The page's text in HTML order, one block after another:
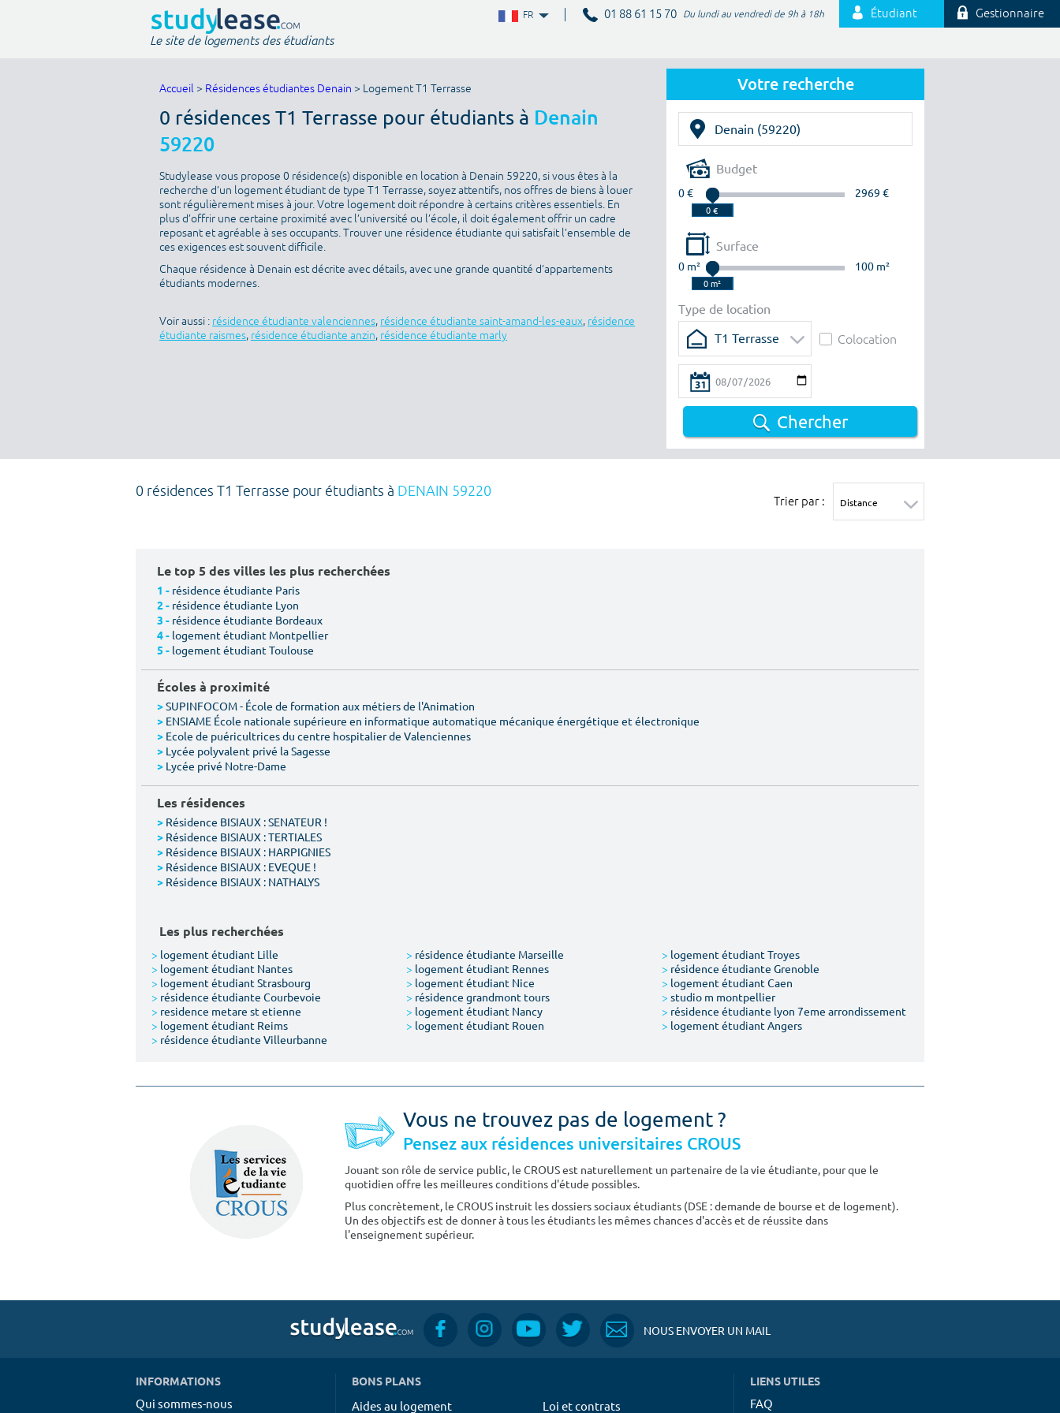
FR 01 88 61 15 70 Du lundi au vendredi de 9h à 18h Étudiant Gestionnaire
Le site de logements des étudiants
Votre recherche
Budget
0 € 2969 €
Surface
0 m² 100 m²
Type de location
T1 Terrasse
Colocation
Chercher
Accueil > Résidences étudiantes Denain > Logement T1 Terrasse
0 résidences T1 Terrasse pour étudiants à Denain
59220
Studylease vous propose 0 résidence(s) disponible en location à Denain 59220, si vous êtes à la
recherche d’un logement étudiant de type T1 Terrasse, soyez attentifs, nos offres de biens à louer
sont régulièrement mises à jour. Votre logement doit répondre à certains critères essentiels. En
plus d’offrir une certaine proximité avec l’université ou l’école, il doit également offrir un cadre
reposant et agréable à ses occupants. Trouver une résidence étudiante qui satisfait l’ensemble de
ces exigences est souvent difficile.
Chaque résidence à Denain est décrite avec détails, avec une grande quantité d’appartements
étudiants modernes.
Voir aussi : résidence étudiante valenciennes, résidence étudiante saint-amand-les-eaux, résidence
étudiante raismes, résidence étudiante anzin, résidence étudiante marly
0 résidences T1 Terrasse pour étudiants à DENAIN 59220
Trier par :
Le top 5 des villes les plus recherchées
1 - résidence étudiante Paris
2 - résidence étudiante Lyon
3 - résidence étudiante Bordeaux
4 - logement étudiant Montpellier
5 - logement étudiant Toulouse
Écoles à proximité
>SUPINFOCOM - École de formation aux métiers de l'Animation
> ENSIAME École nationale supérieure en informatique automatique mécanique énergétique et électronique
> Ecole de puéricultrices du centre hospitalier de Valenciennes
> Lycée polyvalent privé la Sagesse
> Lycée privé Notre-Dame
Les résidences
> Résidence BISIAUX : SENATEUR !
> Résidence BISIAUX : TERTIALES
> Résidence BISIAUX : HARPIGNIES
> Résidence BISIAUX : EVEQUE !
> Résidence BISIAUX : NATHALYS
Les plus recherchées
> logement étudiant Lille > résidence étudiante Marseille > logement étudiant Troyes
> logement étudiant Nantes > logement étudiant Rennes > résidence étudiante Grenoble
> logement étudiant Strasbourg > logement étudiant Nice > logement étudiant Caen
> résidence étudiante Courbevoie > résidence grandmont tours > studio m montpellier
> residence metare st etienne > logement étudiant Nancy > résidence étudiante lyon 7eme arrondissement
> logement étudiant Reims > logement étudiant Rouen > logement étudiant Angers
> résidence étudiante Villeurbanne
Vous ne trouvez pas de logement ?
Pensez aux résidences universitaires CROUS
Jouant son rôle de service public, le CROUS est naturellement un partenaire de la vie étudiante, pour que le
quotidien offre les meilleures conditions d'étude possibles.
Plus concrètement, le CROUS instruit les dossiers sociaux étudiants (DSE : demande de bourse et de logement).
Un des objectifs est de donner à tous les étudiants les mêmes chances d'accès et de réussite dans
l'enseignement supérieur.
NOUS ENVOYER UN MAIL
INFORMATIONS
Qui sommes-nous
BONS PLANS
Aides au logement Loi et contrats
LIENS UTILES
FAQ